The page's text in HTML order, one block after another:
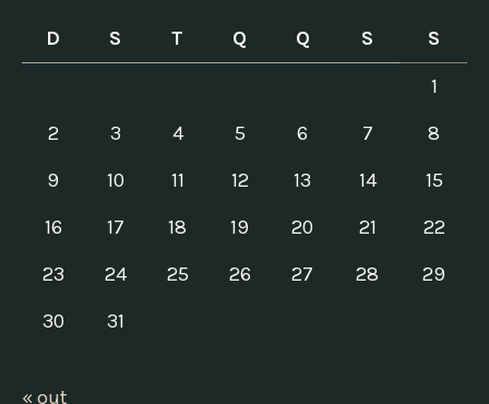
D S T Q Q S
S
1
2
3 4 5 6 7
8
9
10 11 12 13 14
15
16
17 18 19 20 21
22
23
24 25 26 27 28
29
30
31
« out